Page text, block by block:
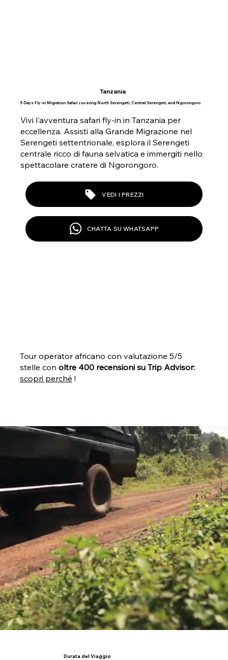
Tanzania
5 Days Fly-in Migration Safari covering North Serengeti, Central Serengeti, and Ngorongoro
Vivi l'avventura safari fly-in in Tanzania per
eccellenza. Assisti alla Grande Migrazione nel
Serengeti settentrionale, esplora il Serengeti
centrale ricco di fauna selvatica e immergiti nello
spettacolare cratere di Ngorongoro.
VEDI I PREZZI
CHATTA SU WHATSAPP
Tour operator africano con valutazione 5/5
stelle con oltre 400 recensioni su Trip Advisor:
scopri perché !
Durata del Viaggio